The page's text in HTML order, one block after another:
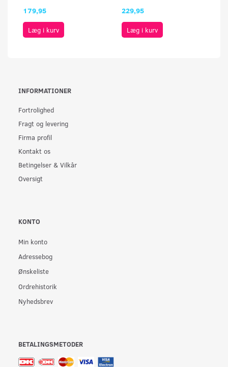
179,95
Læg i kurv
229,95
Læg i kurv
INFORMATIONER
Fortrolighed
Fragt og levering
Firma profil
Kontakt os
Betingelser & Vilkår
Oversigt
KONTO
Min konto
Adressebog
Ønskeliste
Ordrehistorik
Nyhedsbrev
BETALINGSMETODER